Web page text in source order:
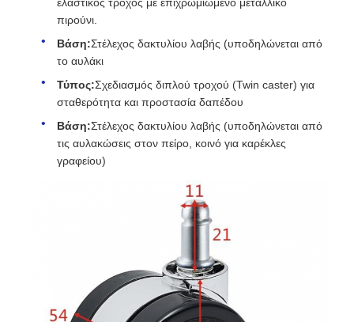
ελαστικός τροχός με επιχρωμιωμένο μεταλλικό
πιρούνι.
Βάση:Στέλεχος δακτυλίου λαβής (υποδηλώνεται από
το αυλάκι
Τύπος:Σχεδιασμός διπλού τροχού (Twin caster) για
σταθερότητα και προστασία δαπέδου
Βάση:Στέλεχος δακτυλίου λαβής (υποδηλώνεται από
τις αυλακώσεις στον πείρο, κοινό για καρέκλες
γραφείου)